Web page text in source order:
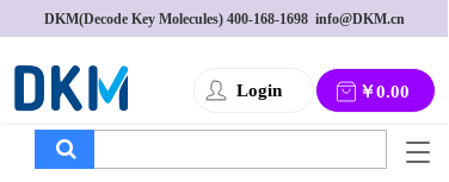
DKM(Decode Key Molecules) 400-168-1698
  info@DKM.cn
Login ￥0.00
T